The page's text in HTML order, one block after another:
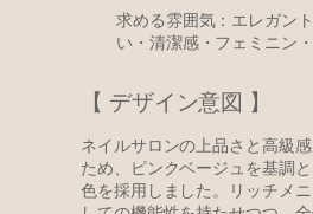
求める雰囲気：エレガン
い・清潔感・フェミニン・
【 デザイン意図 】
ネイルサロンの上品さと高級
ため、ピンクベージュを基調
色を採用しました。リッチメ